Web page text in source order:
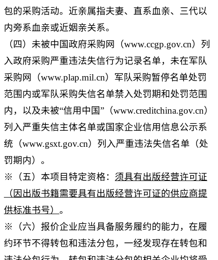
包的采购活动。近亲属指夫妻、直系血亲、三代以
内旁系血亲或近姻亲关系。
（四） 未被中国政府采购网（www.ccgp.gov.cn）列
入政府采购严重违法失信行为记录名单，未在军队
采购网（www.plap.mil.cn）军队采购暂停名单处罚
范围内或军队采购失信名单禁入处罚期和处罚范围
内，以及未被“信用中国”（www.creditchina.gov.cn）
列入严重失信主体名单或国家企业信用信息公示系
统（www.gsxt.gov.cn）列入严重违法失信名单（处
罚期内）。
※（五）本项目特定资格： 须具有出版经营许可证
（因出版书籍需要具有出版经营许可证的供应商提
供标准书号） 。
※（六）报价企业应当具备服务履约的能力，在履
约环节不得转包和违法分包，一经发现存在转包和